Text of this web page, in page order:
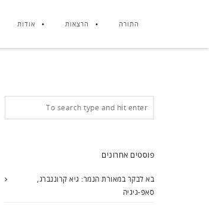
התורה הרצאות אודות
פוסטים אחרונים
בא לבקר במאורת הנמר: גיא קרוננברג,
סאפ-גיגיה